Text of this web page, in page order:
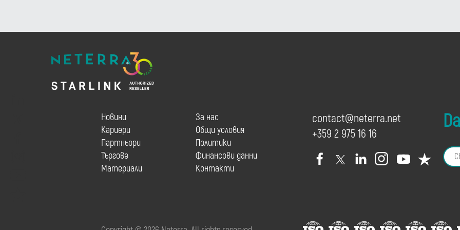
Новини
Кариери
Партньори
Търгове
Материали
За нас
Общи условия
Политики
Финансови данни
Контакти
contact@neterra.net
+359 2 975 16 16